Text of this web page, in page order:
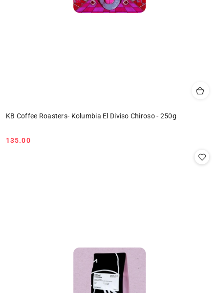
KB Coffee Roasters- Kolumbia El Diviso Chiroso - 250g
Cena:
135.00